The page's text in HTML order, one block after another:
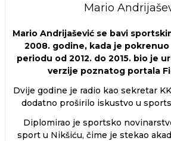
Mario
Mario Andrijašević se bavi
2008. godine, kada je pokrenuo
periodu od 2012. do 2015. bio je
verzije poznatog portala
Dvije godine je radio kao sekretar
dodatno proširilo iskustvo u
Diplomirao je sportsko
sport u Nikšiću, čime je stekao